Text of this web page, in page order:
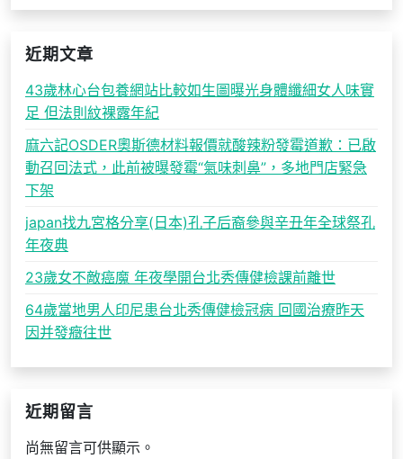
近期文章
43歲林心台包養網站比較如生圖曝光身體纖細女人味實
足 但法則紋裸露年紀
麻六記OSDER奧斯德材料報價就酸辣粉發霉道歉：已啟
動召回法式，此前被曝發霉“氣味刺鼻”，多地門店緊急
下架
japan找九宮格分享(日本)孔子后裔參與辛丑年全球祭孔
年夜典
23歲女不敵癌魔 年夜學開台北秀傳健檢課前離世
64歲當地男人印尼患台北秀傳健檢冠病 回國治療昨天
因并發癥往世
近期留言
尚無留言可供顯示。